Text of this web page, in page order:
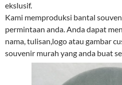
ekslusif.
Kami memproduksi bantal
permintaan anda. Anda dapat
nama, tulisan,logo atau gambar
souvenir murah yang anda buat